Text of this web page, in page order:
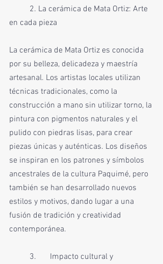
en cada pieza
La cerámica de Mata Ortiz es conocida
por su belleza, delicadeza y maestría
artesanal. Los artistas locales utilizan
técnicas tradicionales, como la
construcción a mano sin utilizar torno, la
pintura con pigmentos naturales y el
pulido con piedras lisas, para crear
piezas únicas y auténticas. Los diseños
se inspiran en los patrones y símbolos
ancestrales de la cultura Paquimé, pero
también se han desarrollado nuevos
estilos y motivos, dando lugar a una
fusión de tradición y creatividad
contemporánea.